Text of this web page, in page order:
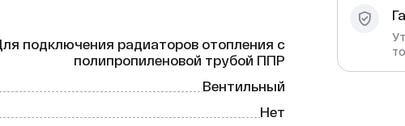
подключения радиаторов отопления с
полипропиленовой трубой ППР
Вентильный
Нет